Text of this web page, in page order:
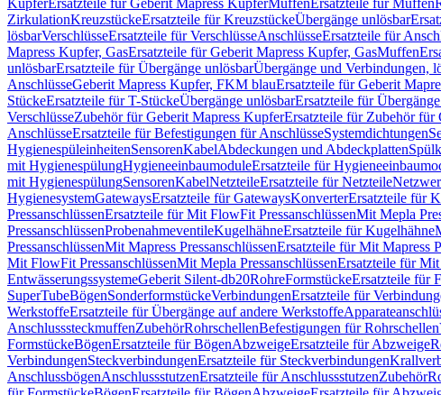
KupferErsatzteile für Geberit Mapress KupferMuffenErsatzteile für Muffen
ZirkulationKreuzstückeErsatzteile für KreuzstückeÜbergänge unlösbar
lösbarVerschlüsseErsatzteile für VerschlüsseAnschlüsseErsatzteile für
Mapress Kupfer, GasErsatzteile für Geberit Mapress Kupfer, GasMuffen
unlösbarErsatzteile für Übergänge unlösbarÜbergänge und Verbindungen,
AnschlüsseGeberit Mapress Kupfer, FKM blauErsatzteile für Geberit
StückeErsatzteile für T-StückeÜbergänge unlösbarErsatzteile für
VerschlüsseZubehör für Geberit Mapress KupferErsatzteile für Zubehör für
AnschlüsseErsatzteile für Befestigungen für AnschlüsseSystemdichtungen
HygienespüleinheitenSensorenKabelAbdeckungen und Abdeckplatten
mit HygienespülungHygieneeinbaumoduleErsatzteile für
mit HygienespülungSensorenKabelNetzteileErsatzteile für Netzteile
HygienesystemGatewaysErsatzteile für GatewaysKonverterErsatzteile für
PressanschlüssenErsatzteile für Mit FlowFit PressanschlüssenMit Mepla
PressanschlüssenProbenahmeventileKugelhähneErsatzteile für Kugelhähne
PressanschlüssenMit Mapress PressanschlüssenErsatzteile für Mit Mapress
Mit FlowFit PressanschlüssenMit Mepla PressanschlüssenErsatzteile für Mit
EntwässerungssystemeGeberit Silent-db20RohreFormstückeErsatzteile für
SuperTubeBögenSonderformstückeVerbindungenErsatzteile für
WerkstoffeErsatzteile für Übergänge auf andere Werkstoffe
AnschlusssteckmuffenZubehörRohrschellenBefestigungen für Rohrschellen
FormstückeBögenErsatzteile für BögenAbzweigeErsatzteile für Abzweige
VerbindungenSteckverbindungenErsatzteile für Steckverbindungen
AnschlussbögenAnschlussstutzenErsatzteile für AnschlussstutzenZubehör